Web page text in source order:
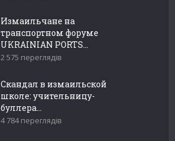
Измаильчане на
транспортном форуме
UKRAINIAN PORTS...
2 575 переглядів
Скандал в измаильской
школе: учительницу-
буллера...
4 784 переглядів